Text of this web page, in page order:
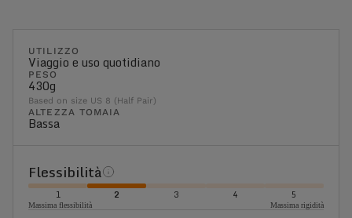
UTILIZZO
Viaggio e uso quotidiano
PESO
430g
Based on size US 8 (Half Pair)
ALTEZZA TOMAIA
Bassa
Flessibilità
1 2 3 4 5
Massima flessibilità Massima rigidità